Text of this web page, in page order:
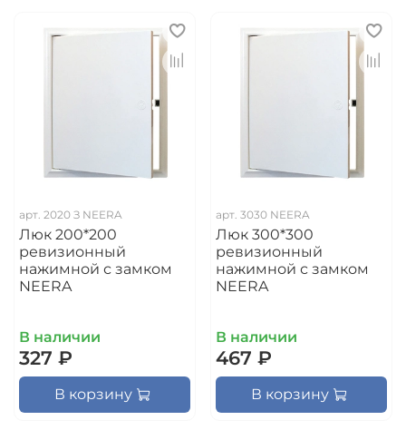
арт. 2020 З NEERA
Люк 200*200
ревизионный
нажимной с замком
NEERA
В наличии
327 ₽
В корзину
арт. 3030 NEERA
Люк 300*300
ревизионный
нажимной с замком
NEERA
В наличии
467 ₽
В корзину